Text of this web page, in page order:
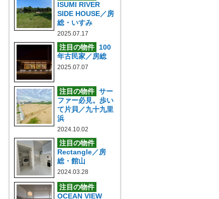
ISUMI RIVER
SIDE HOUSE／房
総・いすみ
2025.07.17
注目の物件
100
年古民家／房総
2025.07.07
注目の物件 サー
ファー必見。歩い
て片貝／九十九里
浜
2024.10.02
注目の物件
Rectangle／房
総・館山
2024.03.28
注目の物件
OCEAN VIEW